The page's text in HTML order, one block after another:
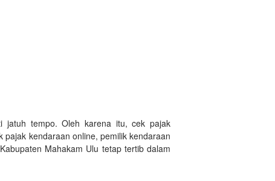
jatuh tempo. Oleh karena itu, cek pajak
kendaraan online, pemilik kendaraan
Mahakam Ulu tetap tertib dalam